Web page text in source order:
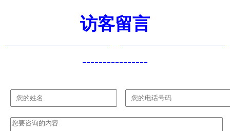
访客留言
----------------